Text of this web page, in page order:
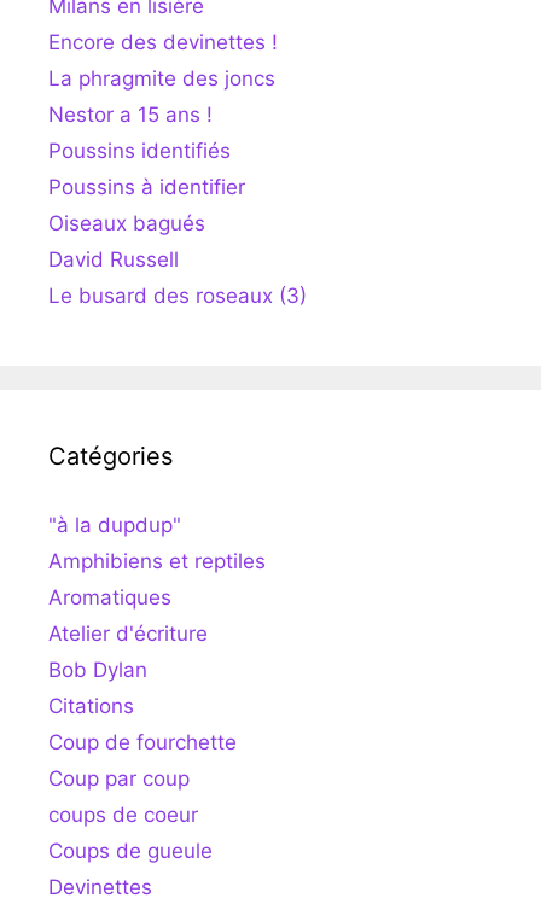
Milans en lisière
Encore des devinettes !
La phragmite des joncs
Nestor a 15 ans !
Poussins identifiés
Poussins à identifier
Oiseaux bagués
David Russell
Le busard des roseaux (3)
Catégories
"à la dupdup"
Amphibiens et reptiles
Aromatiques
Atelier d'écriture
Bob Dylan
Citations
Coup de fourchette
Coup par coup
coups de coeur
Coups de gueule
Devinettes